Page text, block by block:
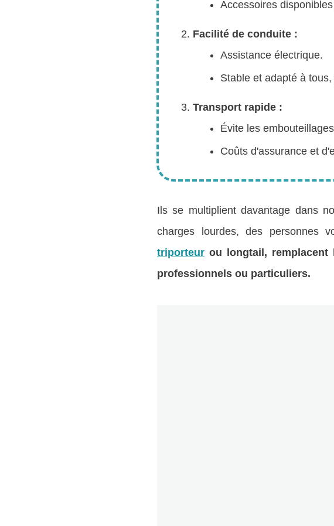
Accessoires
Facilité de conduite :
Assistance électrique.
Stable et adapté à
Transport rapide :
Évite les
Coûts d'assurance et
Ils se multiplient davantage dans
charges lourdes, des personnes
triporteur ou longtail, remplacent
professionnels ou particuliers.